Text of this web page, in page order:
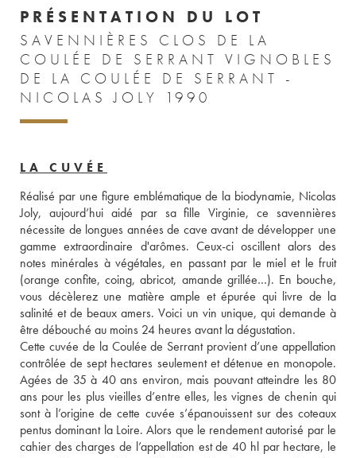
PRÉSENTATION DU LOT
SAVENNIÈRES CLOS DE LA
COULÉE DE SERRANT VIGNOBLES
DE LA COULÉE DE SERRANT -
NICOLAS JOLY 1990
LA CUVÉE
Réalisé par une figure emblématique de la biodynamie, Nicolas
Joly, aujourd’hui aidé par sa fille Virginie, ce savennières
nécessite de longues années de cave avant de développer une
gamme extraordinaire d'arômes. Ceux-ci oscillent alors des
notes minérales à végétales, en passant par le miel et le fruit
(orange confite, coing, abricot, amande grillée…). En bouche,
vous décèlerez une matière ample et épurée qui livre de la
salinité et de beaux amers. Voici un vin unique, qui demande à
être débouché au moins 24 heures avant la dégustation.
Cette cuvée de la Coulée de Serrant provient d’une appellation
contrôlée de sept hectares seulement et détenue en monopole.
Agées de 35 à 40 ans environ, mais pouvant atteindre les 80
ans pour les plus vieilles d’entre elles, les vignes de chenin qui
sont à l’origine de cette cuvée s’épanouissent sur des coteaux
pentus dominant la Loire. Alors que le rendement autorisé par le
cahier des charges de l’appellation est de 40 hl par hectare, le